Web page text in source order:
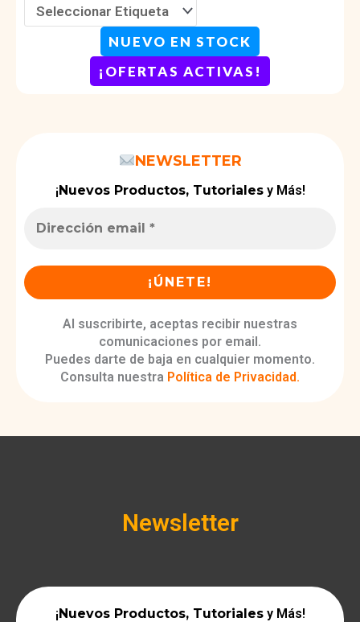
NUEVO EN STOCK
¡OFERTAS ACTIVAS!
NEWSLETTER
¡Nuevos Productos, Tutorialesy Más!
Al suscribirte, aceptas recibir nuestras
comunicaciones por email.
Puedes darte de baja en cualquier momento.
Consulta nuestra Política de Privacidad.
Newsletter
¡Nuevos Productos, Tutorialesy Más!